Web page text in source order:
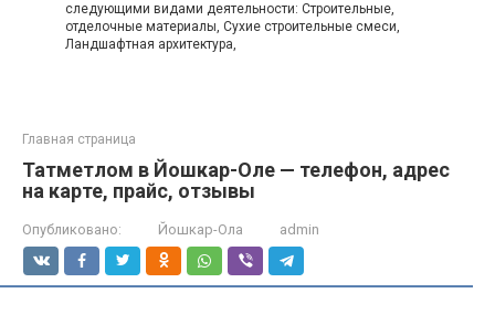
следующими видами деятельности: Строительные,
отделочные материалы, Сухие строительные смеси,
Ландшафтная архитектура,
Главная страница
Татметлом в Йошкар-Оле — телефон, адрес
на карте, прайс, отзывы
Опубликовано: Йошкар-Ола admin